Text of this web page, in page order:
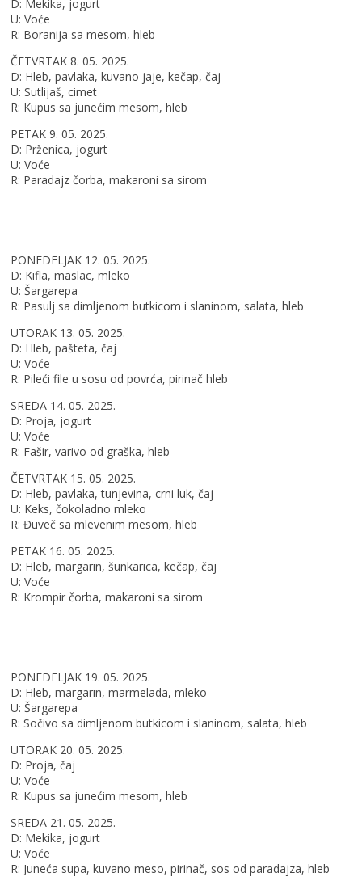
D: Mekika, jogurt
U: Voće
R: Boranija sa mesom, hleb
ČETVRTAK 8. 05. 2025.
D: Hleb, pavlaka, kuvano jaje, kečap, čaj
U: Sutlijaš, cimet
R: Kupus sa junećim mesom, hleb
PETAK 9. 05. 2025.
D: Prženica, jogurt
U: Voće
R: Paradajz čorba, makaroni sa sirom
PONEDELJAK 12. 05. 2025.
D: Kifla, maslac, mleko
U: Šargarepa
R: Pasulj sa dimljenom butkicom i slaninom, salata, hleb
UTORAK 13. 05. 2025.
D: Hleb, pašteta, čaj
U: Voće
R: Pileći file u sosu od povrća, pirinač hleb
SREDA 14. 05. 2025.
D: Proja, jogurt
U: Voće
R: Fašir, varivo od graška, hleb
ČETVRTAK 15. 05. 2025.
D: Hleb, pavlaka, tunjevina, crni luk, čaj
U: Keks, čokoladno mleko
R: Đuveč sa mlevenim mesom, hleb
PETAK 16. 05. 2025.
D: Hleb, margarin, šunkarica, kečap, čaj
U: Voće
R: Krompir čorba, makaroni sa sirom
PONEDELJAK 19. 05. 2025.
D: Hleb, margarin, marmelada, mleko
U: Šargarepa
R: Sočivo sa dimljenom butkicom i slaninom, salata, hleb
UTORAK 20. 05. 2025.
D: Proja, čaj
U: Voće
R: Kupus sa junećim mesom, hleb
SREDA 21. 05. 2025.
D: Mekika, jogurt
U: Voće
R: Juneća supa, kuvano meso, pirinač, sos od paradajza, hleb